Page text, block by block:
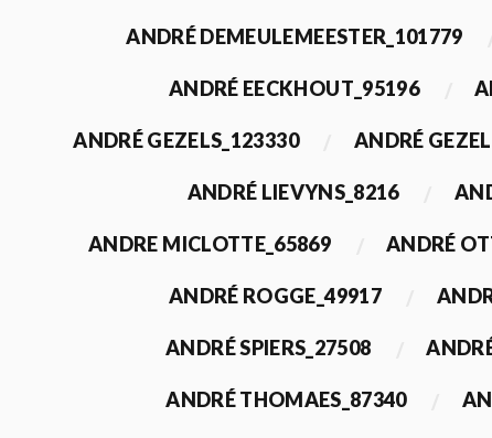
ANDRÉ DEMEULEMEESTER_101779
ANDRÉ EECKHOUT_95196
ANDRÉ GEZELS_123330 ANDRÉ
ANDRÉ LIEVYNS_8216
ANDRE MICLOTTE_65869 ANDRÉ
ANDRÉ ROGGE_49917
ANDRÉ SPIERS_27508
ANDRÉ THOMAES_87340